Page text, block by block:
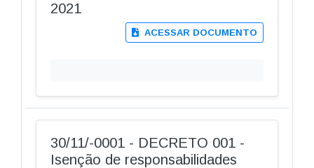
2021
ACESSAR DOCUMENTO
30/11/-0001 - DECRETO 001 -
Isenção de responsabilidades